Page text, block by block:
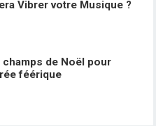
Vibrer votre Musique ?
de Noël pour
féérique